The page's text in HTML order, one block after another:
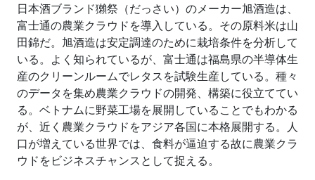
日本酒ブランド獺祭（だっさい）のメーカー旭酒造は、
富士通の農業クラウドを導入している。その原料米は山
田錦だ。旭酒造は安定調達のために栽培条件を分析して
いる。よく知られているが、富士通は福島県の半導体生
産のクリーンルームでレタスを試験生産している。種々
のデータを集め農業クラウドの開発、構築に役立ててい
る。ベトナムに野菜工場を展開していることでもわかる
が、近く農業クラウドをアジア各国に本格展開する。人
口が増えている世界では、食料が逼迫する故に農業クラ
ウドをビジネスチャンスとして捉える。